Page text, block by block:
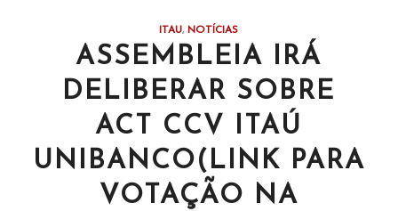
ITAU, NOTÍCIAS
ASSEMBLEIA IRÁ
DELIBERAR SOBRE
ACT CCV ITAÚ
UNIBANCO(LINK PARA
VOTAÇÃO NA